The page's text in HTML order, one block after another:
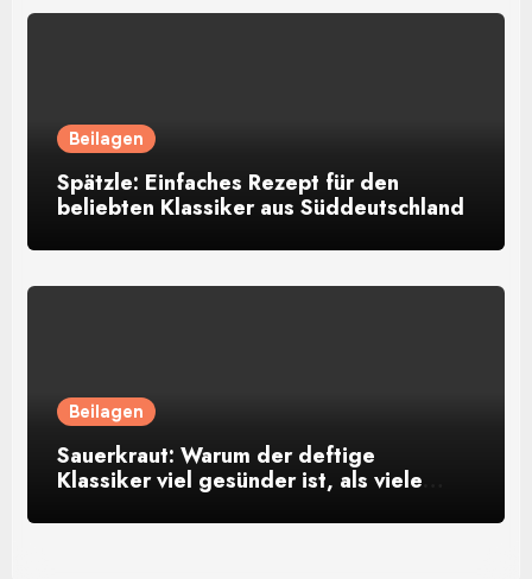
Beilagen
Spätzle: Einfaches Rezept für den
beliebten Klassiker aus Süddeutschland
Beilagen
Sauerkraut: Warum der deftige
Klassiker viel gesünder ist, als viele